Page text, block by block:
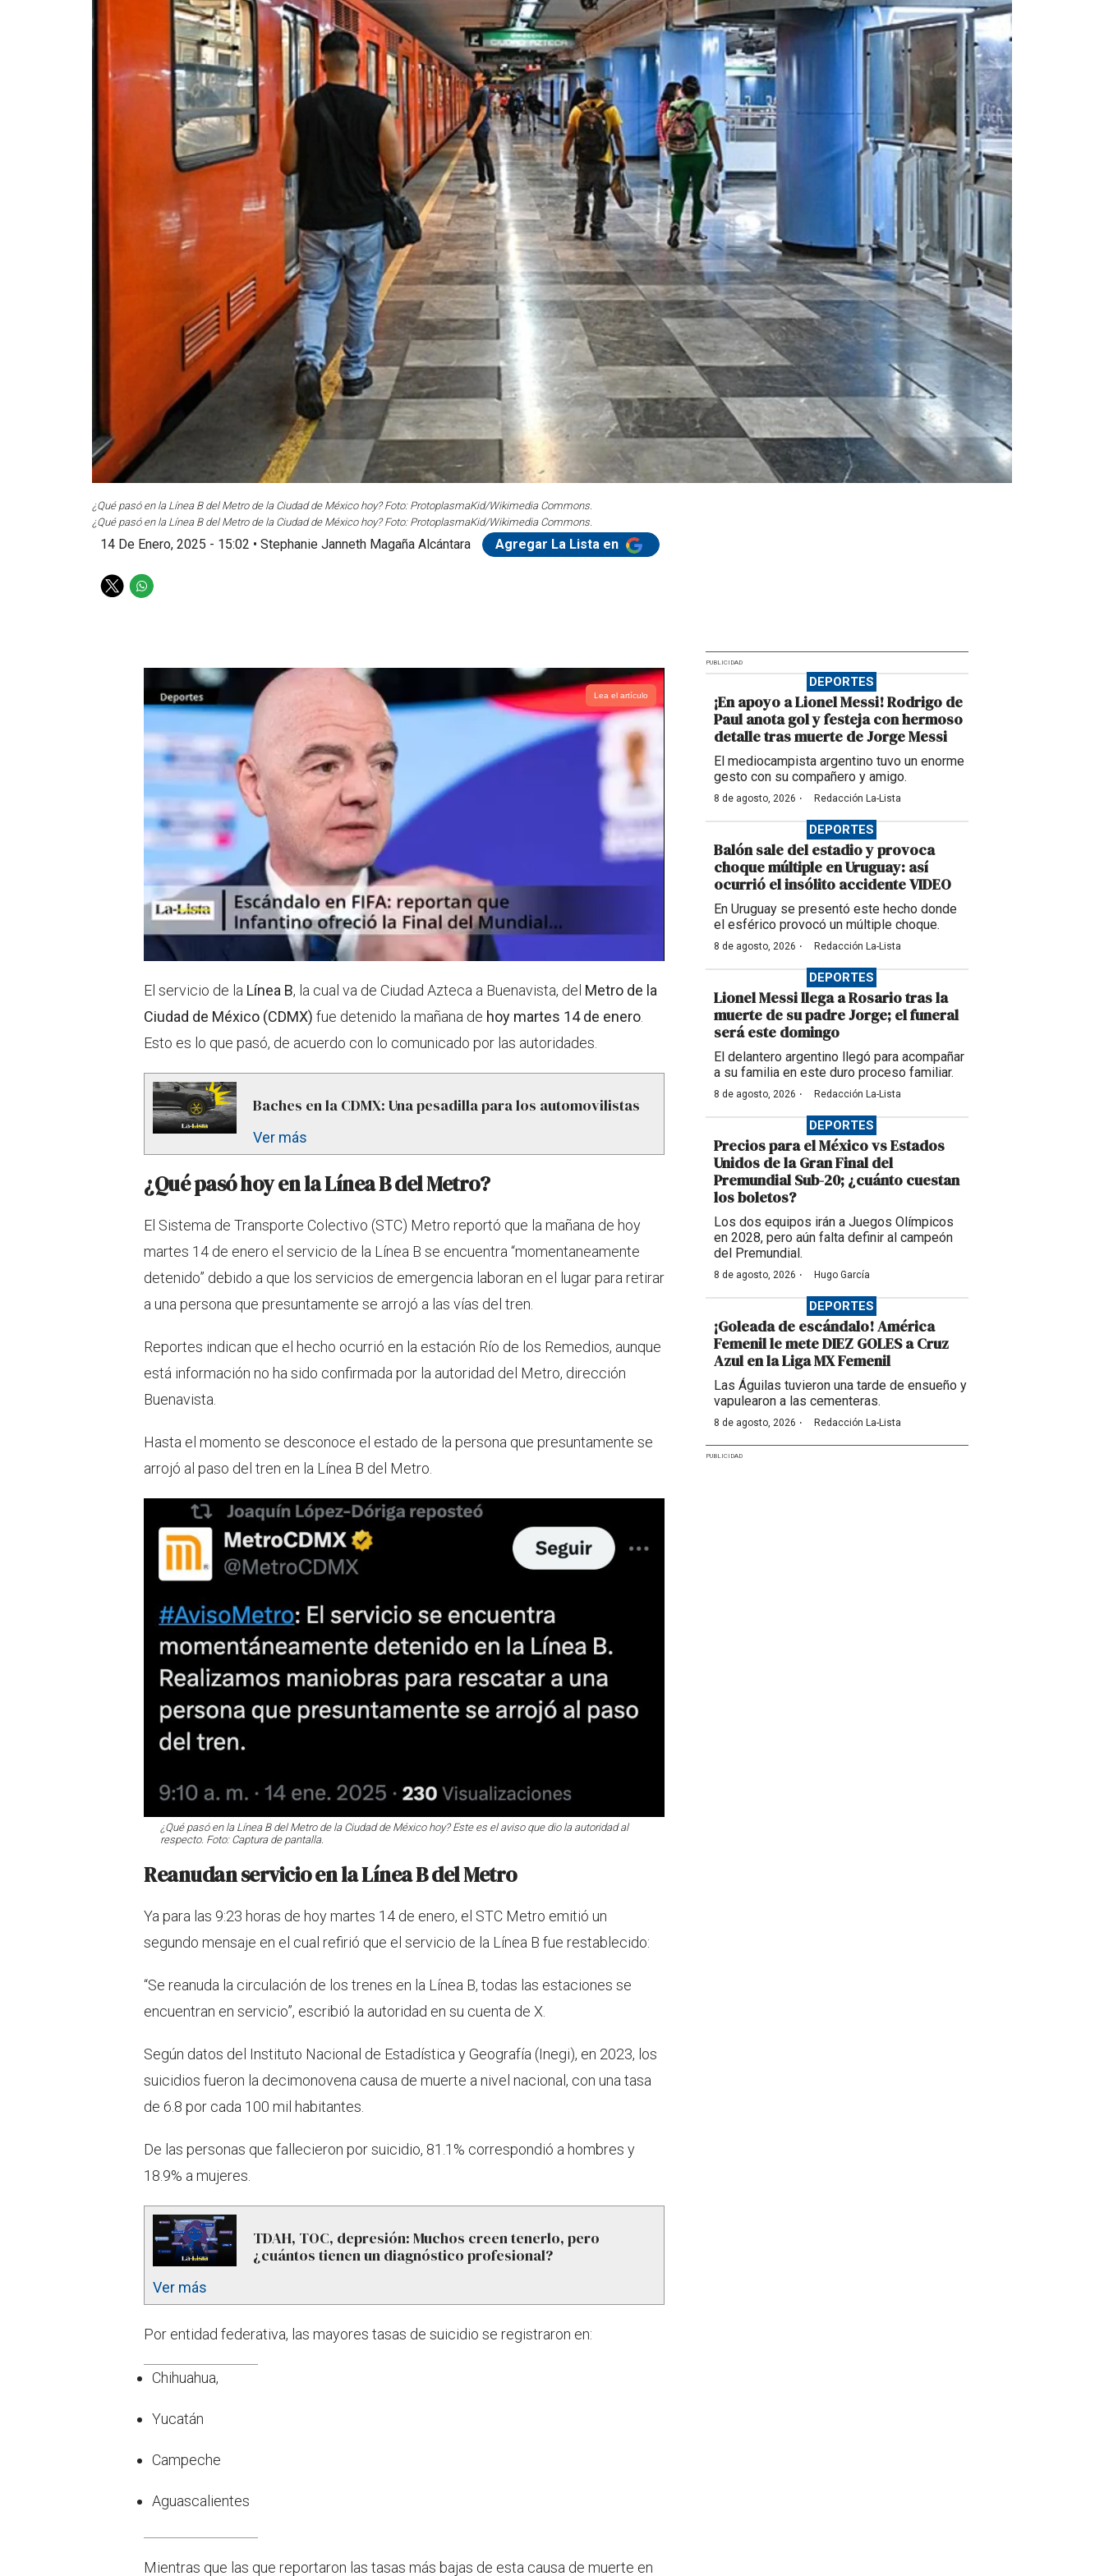
¿Qué pasó en la Línea B del Metro de la Ciudad de México hoy? Foto: ProtoplasmaKid/Wikimedia Commons.
¿Qué pasó en la Línea B del Metro de la Ciudad de México hoy? Foto: ProtoplasmaKid/Wikimedia Commons.
14 De Enero, 2025 - 15:02 • Stephanie Janneth Magaña Alcántara Agregar La Lista en
T
W
p
Lea el artículo
El servicio de la Línea B, la cual va de Ciudad Azteca a Buenavista, del Metro de la
Ciudad de México (CDMX) fue detenido la mañana de hoy martes 14 de enero
Esto es lo que pasó, de acuerdo con lo comunicado por las autoridades.
Baches en la CDMX: Una pesadilla para los automovilistas
Ver más
¿Qué pasó hoy en la Línea B del Metro?
El Sistema de Transporte Colectivo (STC) Metro reportó que la mañana de hoy
martes 14 de enero el servicio de la Línea B se encuentra “momentaneamente
detenido” debido a que los servicios de emergencia laboran en el lugar para retirar
a una persona que presuntamente se arrojó a las vías del tren.
Reportes indican que el hecho ocurrió en la estación Río de los Remedios, aunque
está información no ha sido confirmada por la autoridad del Metro, dirección
Buenavista.
Hasta el momento se desconoce el estado de la persona que presuntamente se
arrojó al paso del tren en la Línea B del Metro.
¿Qué pasó en la Línea B del Metro de la Ciudad de México hoy? Este es el aviso que dio la autoridad al
respecto. Foto: Captura de pantalla.
Reanudan servicio en la Línea B del Metro
Ya para las 9:23 horas de hoy martes 14 de enero, el STC Metro emitió un
segundo mensaje en el cual refirió que el servicio de la Línea B fue restablecido:
“Se reanuda la circulación de los trenes en la Línea B, todas las estaciones se
encuentran en servicio”, escribió la autoridad en su cuenta de X.
Según datos del Instituto Nacional de Estadística y Geografía (Inegi), en 2023, los
suicidios fueron la decimonovena causa de muerte a nivel nacional, con una tasa
de 6.8 por cada 100 mil habitantes.
De las personas que fallecieron por suicidio, 81.1% correspondió a hombres y
18.9% a mujeres.
TDAH, TOC, depresión: Muchos creen tenerlo, pero
¿cuántos tienen un diagnóstico profesional?
Ver más
Por entidad federativa, las mayores tasas de suicidio se registraron en:
Chihuahua,
Yucatán
Campeche
Aguascalientes
Mientras que las que reportaron las tasas más bajas de esta causa de muerte en
PUBLICIDAD
DEPORTES
¡En apoyo a Lionel Messi! Rodrigo de
Paul anota gol y festeja con hermoso
detalle tras muerte de Jorge Messi
El mediocampista argentino tuvo un enorme
gesto con su compañero y amigo.
8 de agosto, 2026 · Redacción La-Lista
DEPORTES
Balón sale del estadio y provoca
choque múltiple en Uruguay: así
ocurrió el insólito accidente VIDEO
En Uruguay se presentó este hecho donde
el esférico provocó un múltiple choque.
8 de agosto, 2026 · Redacción La-Lista
DEPORTES
Lionel Messi llega a Rosario tras la
muerte de su padre Jorge; el funeral
será este domingo
El delantero argentino llegó para acompañar
a su familia en este duro proceso familiar.
8 de agosto, 2026 · Redacción La-Lista
DEPORTES
Precios para el México vs Estados
Unidos de la Gran Final del
Premundial Sub-20; ¿cuánto cuestan
los boletos?
Los dos equipos irán a Juegos Olímpicos
en 2028, pero aún falta definir al campeón
del Premundial.
8 de agosto, 2026 · Hugo García
DEPORTES
¡Goleada de escándalo! América
Femenil le mete DIEZ GOLES a Cruz
Azul en la Liga MX Femenil
Las Águilas tuvieron una tarde de ensueño y
vapulearon a las cementeras.
8 de agosto, 2026 · Redacción La-Lista
PUBLICIDAD